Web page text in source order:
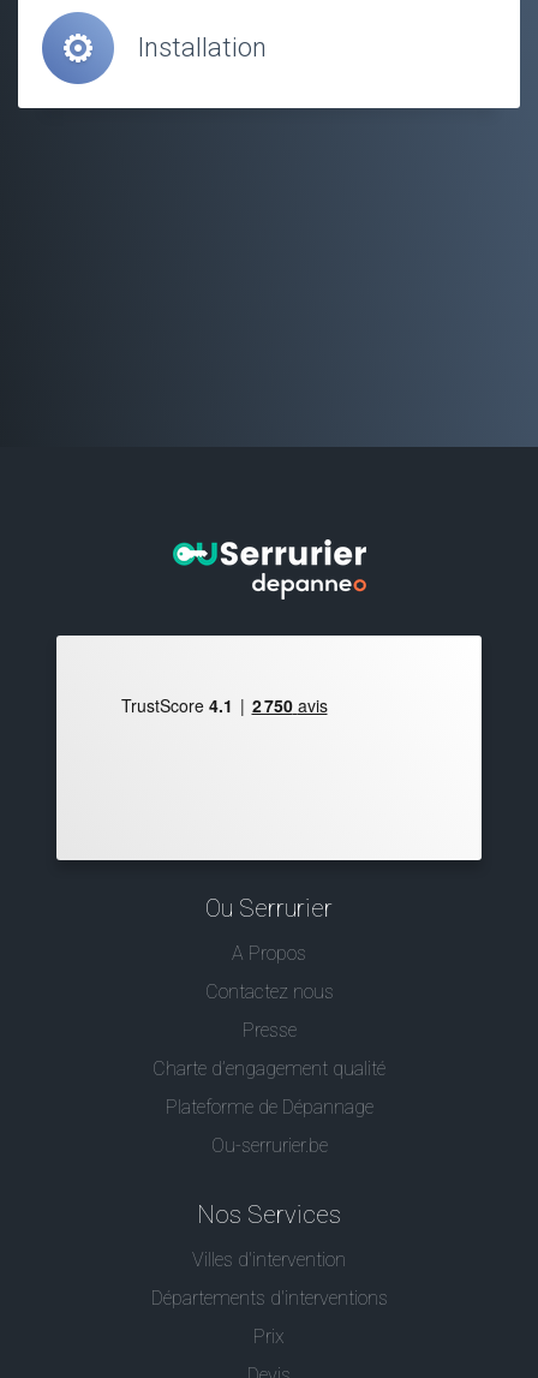
Installation
Ou Serrurier
A Propos
Contactez nous
Presse
Charte d’engagement qualité
Plateforme de Dépannage
Ou-serrurier.be
Nos Services
Villes d'intervention
Départements d'interventions
Prix